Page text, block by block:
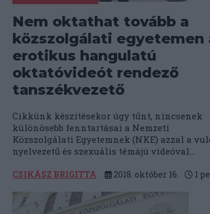
Nem oktathat tovább a
közszolgálati egyetemen
erotikus hangulatú
oktatóvideót rendező
tanszékvezető
Cikkünk készítésekor úgy tűnt, nincsenek
különösebb fenntartásai a Nemzeti
Közszolgálati Egyetemnek (NKE) azzal a
nyelvezetű és szexuális témájú videóval...
CSIKÁSZ BRIGITTA 2018. október 16. 1